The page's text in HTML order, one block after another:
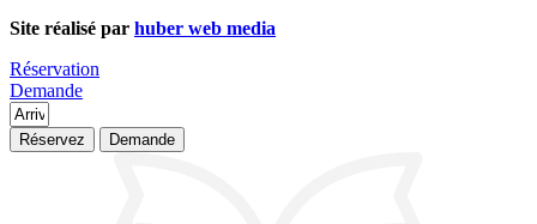
Site réalisé par huber web media
Réservation
Demande
Réservez Demande